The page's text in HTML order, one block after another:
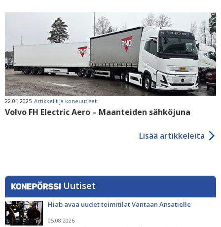
22.01.2025 Artikkelit ja koneuutiset
Volvo FH Electric Aero – Maanteiden sähköjuna
Lisää artikkeleita
Uutiset
Hiab avaa uudet toimitilat Vantaan Ansatielle
05.08.2026